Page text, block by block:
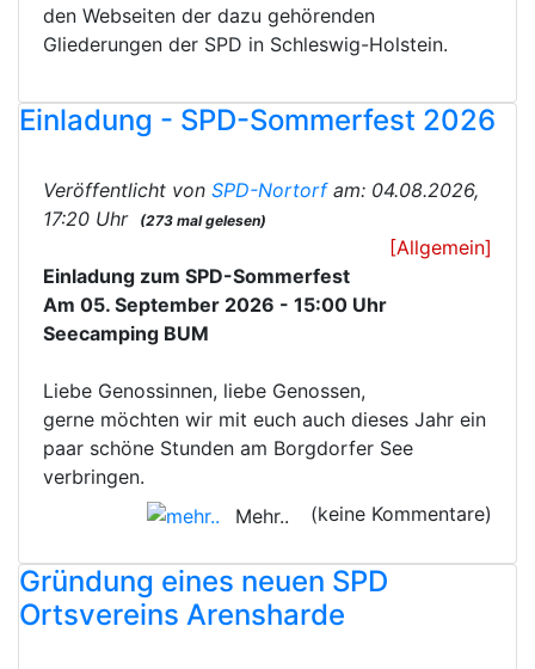
den Webseiten der dazu gehörenden
Gliederungen der SPD in Schleswig-Holstein.
Einladung - SPD-Sommerfest 2026
Veröffentlicht von SPD-Nortorfam: 04.08.2026,
17:20 Uhr
(273 mal gelesen)
[Allgemein]
Einladung zum SPD-Sommerfest
Am 05. September 2026 - 15:00 Uhr
Seecamping BUM
Liebe Genossinnen, liebe Genossen,
gerne möchten wir mit euch auch dieses Jahr ein
paar schöne Stunden am Borgdorfer See
verbringen.
Mehr..
(keine Kommentare)
Gründung eines neuen SPD
Ortsvereins Arensharde